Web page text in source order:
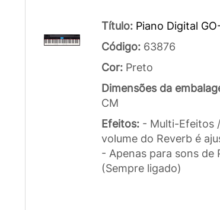
Título: Piano Digital
Código: 63876
Cor: Preto
Dimensões da
CM
Efeitos: - Multi-Efeitos
volume do Reverb é
- Apenas para sons de
(Sempre ligado)